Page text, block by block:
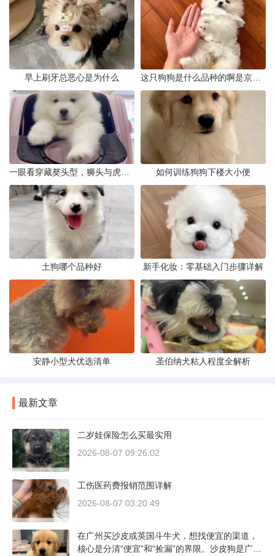
早上刷牙总恶心是为什么
如何训练狗狗下楼大小便
土狗哪个品种好 新手化妆：零基础入门步骤详解
安静小型犬优选清单 圣伯纳犬粘人程度全解析
最新文章
二岁娃保险怎么买最实用
2026-08-07 09:26:02
工伤医药费报销范围详解
2026-08-07 03:20:49
在广州买沙皮或英国斗牛犬，想找便宜的渠道，
核心是分清“便宜”和“捡漏”的界限。沙皮狗是广东